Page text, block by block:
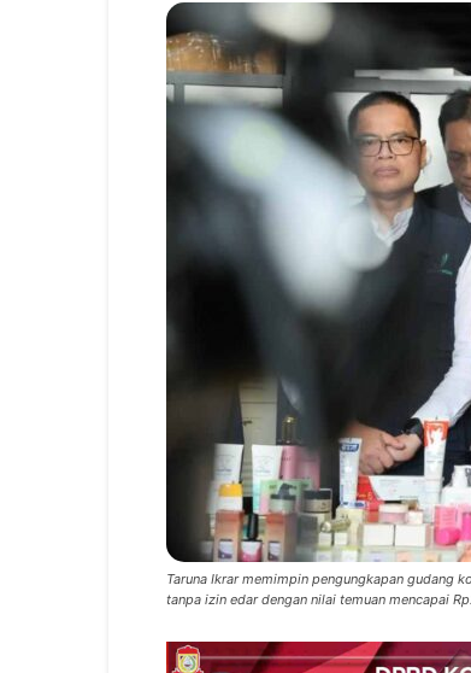
Taruna Ikrar memimpin pengungkapan gudang
tanpa izin edar dengan nilai temuan mencapai